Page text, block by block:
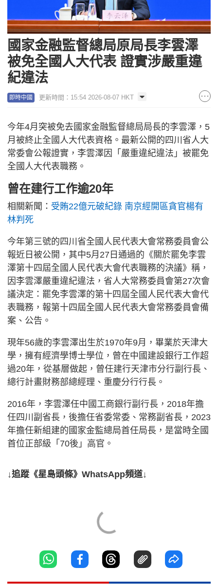
國家金融監督總局原局長李雲澤
被免全國人大代表 證實涉嚴重違
紀違法
即時中國 更新時間：15:54 2026-08-07 HKT
今年4月突被免去國家金融監督總局局長的李雲澤，5
月被終止全國人大代表資格。最新公開的四川省人大
常委會公報證實，李雲澤因「嚴重違紀違法」被罷免
全國人大代表職務。
曾在建行工作逾20年
相關新聞： 受賄22億元破紀錄 南京經開區貪官楊有
林判死
今年第三號的四川省全國人民代表大會常務委員會公
報近日被公開，其中5月27日通過的《關於罷免李雲
澤第十四屆全國人民代表大會代表職務的決議》稱，
因李雲澤嚴重違紀違法，省人大常務委員會第27次會
議決定：罷免李雲澤的第十四屆全國人民代表大會代
表職務，報第十四屆全國人民代表大會常務委員會備
案、公告。
現年56歲的李雲澤出生於1970年9月，畢業於天津大
學，擁有經濟學博士學位，曾在中國建設銀行工作超
過20年，從基層做起，曾任建行天津市分行副行長、
總行計畫財務部總經理、重慶分行行長。
2016年，李雲澤任中國工商銀行副行長，2018年擔
任四川副省長，後擔任省委常委、常務副省長，2023
年擔任新組建的國家金監總局首任局長，是當時全國
首位正部級「70後」高官。
↓追蹤《星島頭條》WhatsApp頻道↓